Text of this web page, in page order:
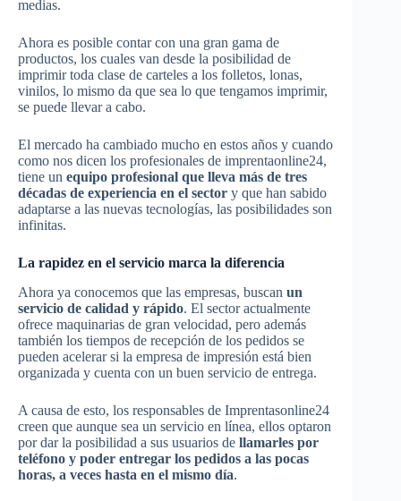
medias.
Ahora es posible contar con una gran gama de
productos, los cuales van desde la posibilidad de
imprimir toda clase de carteles a los folletos, lonas,
vinilos, lo mismo da que sea lo que tengamos imprimir,
se puede llevar a cabo.
El mercado ha cambiado mucho en estos años y cuando
como nos dicen los profesionales de imprentaonline24,
tiene un equipo profesional que lleva más de tres
décadas de experiencia en el sector y que han sabido
adaptarse a las nuevas tecnologías, las posibilidades son
infinitas.
La rapidez en el servicio marca la diferencia
Ahora ya conocemos que las empresas, buscan un
servicio de calidad y rápido. El sector actualmente
ofrece maquinarias de gran velocidad, pero además
también los tiempos de recepción de los pedidos se
pueden acelerar si la empresa de impresión está bien
organizada y cuenta con un buen servicio de entrega.
A causa de esto, los responsables de Imprentasonline24
creen que aunque sea un servicio en línea, ellos optaron
por dar la posibilidad a sus usuarios de llamarles por
teléfono y poder entregar los pedidos a las pocas
horas, a veces hasta en el mismo día.